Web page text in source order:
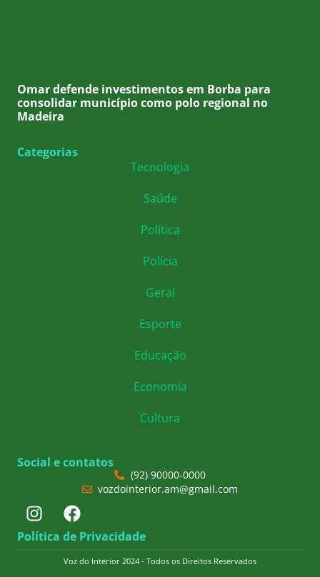
Omar defende investimentos em Borba para
consolidar município como polo regional no
Madeira
Categorias
Tecnologia
Saúde
Política
Polícia
Geral
Esporte
Educação
Economia
Cultura
Social e contatos
(92) 90000-0000
vozdointerior.am@gmail.com
Política de Privacidade
Voz do Interior 2024 - Todos os Direitos Reservados